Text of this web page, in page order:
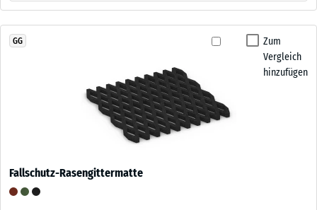
Zum
Vergleich
hinzufügen
GG
Fallschutz-Rasengittermatte